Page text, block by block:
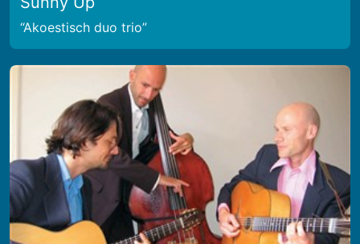
Akoestisch duo trio